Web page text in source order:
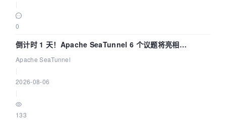
0
倒计时 1 天！Apache SeaTunnel 6 个议题将亮相
Community Over Code Asia 2026
Apache SeaTunnel
2026-08-06
133